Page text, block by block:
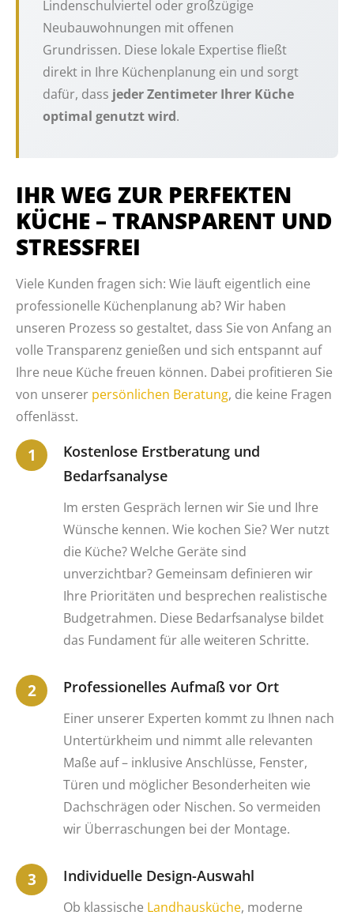
Lindenschulviertel oder großzügige
Neubauwohnungen mit offenen
Grundrissen. Diese lokale Expertise fließt
direkt in Ihre Küchenplanung ein und sorgt
dafür, dass jeder Zentimeter Ihrer Küche
optimal genutzt wird.
IHR WEG ZUR PERFEKTEN
KÜCHE – TRANSPARENT UND
STRESSFREI
Viele Kunden fragen sich: Wie läuft eigentlich eine
professionelle Küchenplanung ab? Wir haben
unseren Prozess so gestaltet, dass Sie von Anfang an
volle Transparenz genießen und sich entspannt auf
Ihre neue Küche freuen können. Dabei profitieren Sie
von unserer persönlichen Beratung, die keine Fragen
offenlässt.
Kostenlose Erstberatung und
Bedarfsanalyse
Im ersten Gespräch lernen wir Sie und Ihre
Wünsche kennen. Wie kochen Sie? Wer nutzt
die Küche? Welche Geräte sind
unverzichtbar? Gemeinsam definieren wir
Ihre Prioritäten und besprechen realistische
Budgetrahmen. Diese Bedarfsanalyse bildet
das Fundament für alle weiteren Schritte.
Professionelles Aufmaß vor Ort
Einer unserer Experten kommt zu Ihnen nach
Untertürkheim und nimmt alle relevanten
Maße auf – inklusive Anschlüsse, Fenster,
Türen und möglicher Besonderheiten wie
Dachschrägen oder Nischen. So vermeiden
wir Überraschungen bei der Montage.
Individuelle Design-Auswahl
Ob klassische Landhausküche, moderne